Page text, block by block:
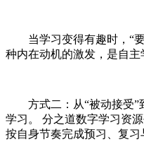
当学习变得有趣时，“
种内在动机的激发，是自主
方式二：从“被动接受
学习。 分之道数字学习资
按自身节奏完成预习、复